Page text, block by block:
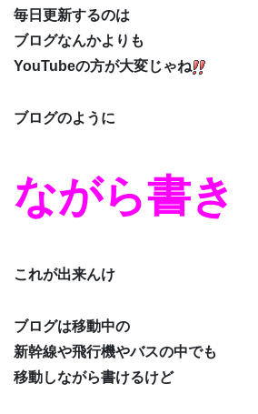
毎日更新するのは
ブログなんかよりも
YouTubeの方が大変じゃね
ブログのように
ながら書き
これが出来んけ
ブログは移動中の
新幹線や飛行機やバスの中でも
移動しながら書けるけど